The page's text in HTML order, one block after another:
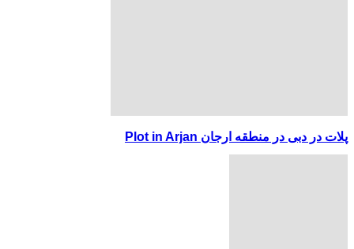
پلات در دبی در منطقه ارجان Plot in Arjan